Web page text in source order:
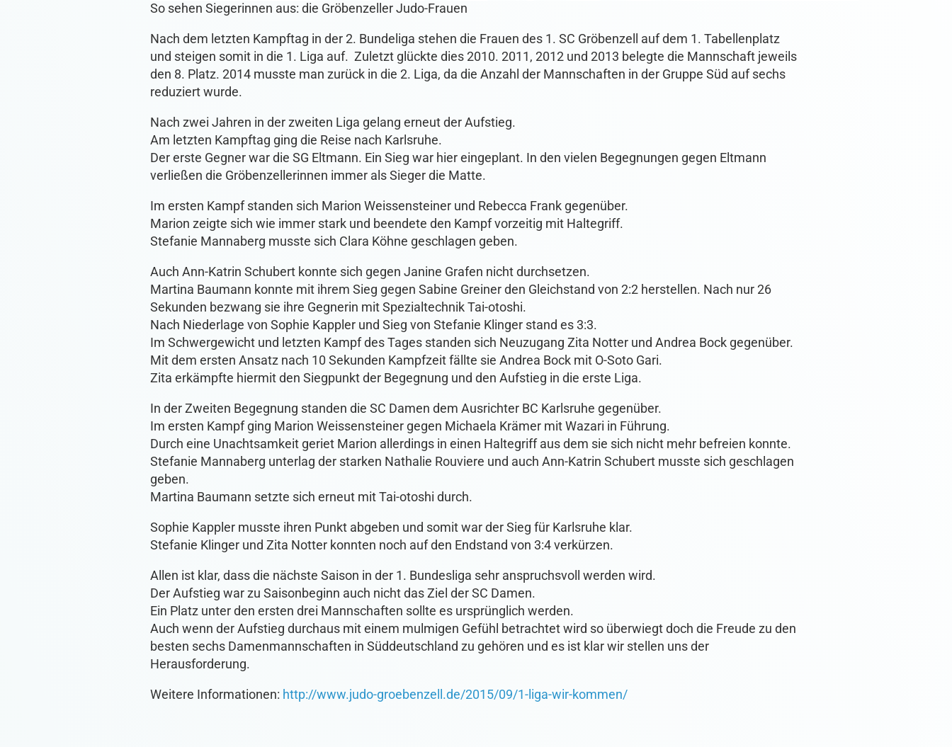
So sehen Siegerinnen aus: die Gröbenzeller Judo-Frauen
Nach dem letzten Kampftag in der 2. Bundeliga stehen die Frauen des 1. SC Gröbenzell auf dem 1. Tabellenplatz
und steigen somit in die 1. Liga auf. Zuletzt glückte dies 2010. 2011, 2012 und 2013 belegte die Mannschaft jeweils
den 8. Platz. 2014 musste man zurück in die 2. Liga, da die Anzahl der Mannschaften in der Gruppe Süd auf sechs
reduziert wurde.
Nach zwei Jahren in der zweiten Liga gelang erneut der Aufstieg.
Am letzten Kampftag ging die Reise nach Karlsruhe.
Der erste Gegner war die SG Eltmann. Ein Sieg war hier eingeplant. In den vielen Begegnungen gegen Eltmann
verließen die Gröbenzellerinnen immer als Sieger die Matte.
Im ersten Kampf standen sich Marion Weissensteiner und Rebecca Frank gegenüber.
Marion zeigte sich wie immer stark und beendete den Kampf vorzeitig mit Haltegriff.
Stefanie Mannaberg musste sich Clara Köhne geschlagen geben.
Auch Ann-Katrin Schubert konnte sich gegen Janine Grafen nicht durchsetzen.
Martina Baumann konnte mit ihrem Sieg gegen Sabine Greiner den Gleichstand von 2:2 herstellen. Nach nur 26
Sekunden bezwang sie ihre Gegnerin mit Spezialtechnik Tai-otoshi.
Nach Niederlage von Sophie Kappler und Sieg von Stefanie Klinger stand es 3:3.
Im Schwergewicht und letzten Kampf des Tages standen sich Neuzugang Zita Notter und Andrea Bock gegenüber.
Mit dem ersten Ansatz nach 10 Sekunden Kampfzeit fällte sie Andrea Bock mit O-Soto Gari.
Zita erkämpfte hiermit den Siegpunkt der Begegnung und den Aufstieg in die erste Liga.
In der Zweiten Begegnung standen die SC Damen dem Ausrichter BC Karlsruhe gegenüber.
Im ersten Kampf ging Marion Weissensteiner gegen Michaela Krämer mit Wazari in Führung.
Durch eine Unachtsamkeit geriet Marion allerdings in einen Haltegriff aus dem sie sich nicht mehr befreien konnte.
Stefanie Mannaberg unterlag der starken Nathalie Rouviere und auch Ann-Katrin Schubert musste sich geschlagen
geben.
Martina Baumann setzte sich erneut mit Tai-otoshi durch.
Sophie Kappler musste ihren Punkt abgeben und somit war der Sieg für Karlsruhe klar.
Stefanie Klinger und Zita Notter konnten noch auf den Endstand von 3:4 verkürzen.
Allen ist klar, dass die nächste Saison in der 1. Bundesliga sehr anspruchsvoll werden wird.
Der Aufstieg war zu Saisonbeginn auch nicht das Ziel der SC Damen.
Ein Platz unter den ersten drei Mannschaften sollte es ursprünglich werden.
Auch wenn der Aufstieg durchaus mit einem mulmigen Gefühl betrachtet wird so überwiegt doch die Freude zu den
besten sechs Damenmannschaften in Süddeutschland zu gehören und es ist klar wir stellen uns der
Herausforderung.
Weitere Informationen: http://www.judo-groebenzell.de/2015/09/1-liga-wir-kommen/